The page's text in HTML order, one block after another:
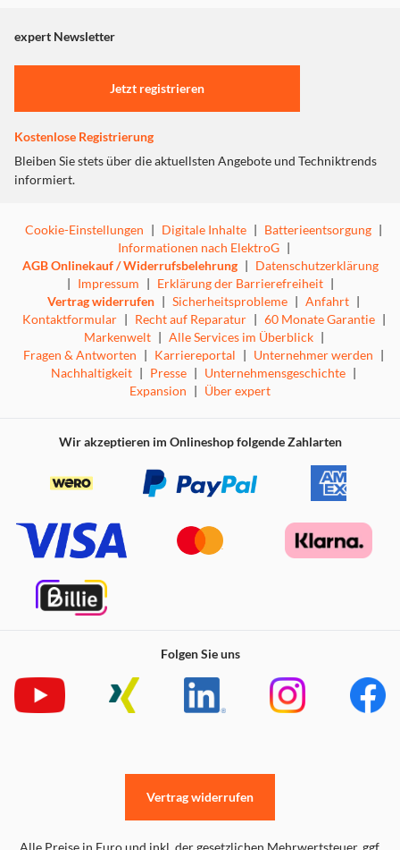
ist, kannst du deinen JBL Clip 4 überallhin mitnehmen.
Fürs Schwimmbad. Für den Park. JBL Clip 4 ist gemäß
mitnehmen kannst.
Kabelloses Musik-Streaming über dein Handy, Tablet oder
jedes Bluetooth-fähige Gerät.
10 Stunden Akkulaufzeit
Mach dir keine Gedanken über Kleinigkeiten wie das
Aufladen des Akkus. JBL Clip 4 bietet biszu 10 Stunden
Wiedergabezeit mit einer Aufladung.
Coole Farboptionen
JBL Clip 4 kommt in exklusiven Farben, die von aktuellen
"Marketing".
Einstellungen anpassen
expert Newsletter
Jetzt registrieren
Kostenlose Registrierung
Bleiben Sie stets über die aktuellsten Angebote und Techniktrends
informiert.
Cookie-Einstellungen | Digitale Inhalte | Batterieentsorgung |
Informationen nach ElektroG |
AGB Onlinekauf / Widerrufsbelehrung | Datenschutzerklärung
| Impressum | Erklärung der Barrierefreiheit |
Vertrag widerrufen | Sicherheitsprobleme | Anfahrt |
Kontaktformular | Recht auf Reparatur | 60 Monate Garantie |
Markenwelt | Alle Services im Überblick |
Fragen & Antworten | Karriereportal | Unternehmer werden |
Nachhaltigkeit | Presse | Unternehmensgeschichte |
Expansion | Über expert
Wir akzeptieren im Onlineshop folgende Zahlarten
Folgen Sie uns
Alle Preise in Euro und inkl. der gesetzlichen Mehrwertsteuer. ggf.
Vertrag widerrufen